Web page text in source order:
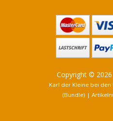
Copyright ©
Karl der Kleine bei
(Bundle) |